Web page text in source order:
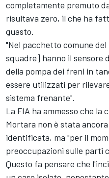
completamente premuto
risultava zero, il che ha
guasto.
"Nel pacchetto comune
squadre] hanno il sensore
della pompa dei freni in
essere utilizzati per
sistema frenante".
La FIA ha ammesso che la
Mortara non è stata
identificata, ma "per il
preoccupazioni sulle parti
Questo fa pensare che